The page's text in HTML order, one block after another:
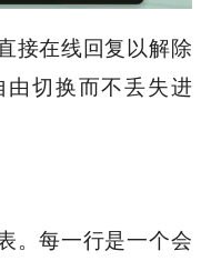
接在线回复以解除
切换而不丢失进
。每一行是一个会